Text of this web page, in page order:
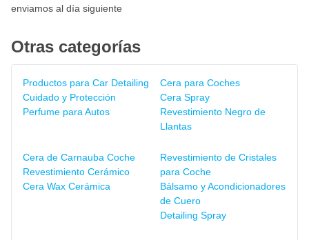
enviamos al día siguiente
Otras categorías
Productos para Car Detailing
Cuidado y Protección
Perfume para Autos
Cera para Coches
Cera Spray
Revestimiento Negro de
Llantas
Cera de Carnauba Coche
Revestimiento Cerámico
Cera Wax Cerámica
Revestimiento de Cristales
para Coche
Bálsamo y Acondicionadores
de Cuero
Detailing Spray